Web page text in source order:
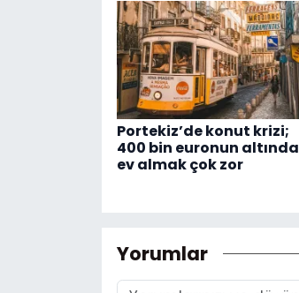
Portekiz’de konut krizi;
400 bin euronun altında
ev almak çok zor
Yorumlar